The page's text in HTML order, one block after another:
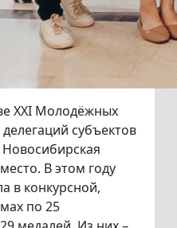
XXI Молодёжных
субъектов
В этом году
в конкурсной,
по 25